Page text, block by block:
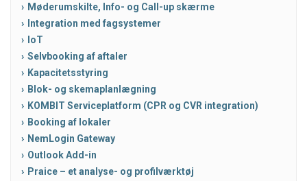
Møderumskilte, Info- og Call-up skærme
Integration med fagsystemer
IoT
Selvbooking af aftaler
Kapacitetsstyring
Blok- og skemaplanlægning
KOMBIT Serviceplatform (CPR og CVR integration)
Booking af lokaler
NemLogin Gateway
Outlook Add-in
Praice – et analyse- og profilværktøj